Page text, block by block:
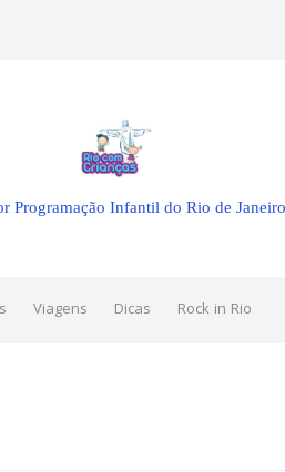
Programação Infantil do Rio de Janeiro
Viagens Dicas Rock in Rio